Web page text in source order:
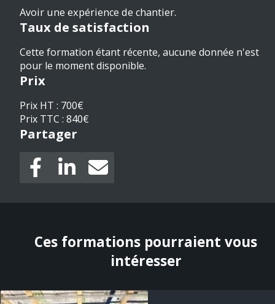
Avoir une expérience de chantier.
Taux de satisfaction
Cette formation étant récente, aucune donnée n'est
pour le moment disponible.
Prix
Prix HT : 700€
Prix TTC : 840€
Partager
Ces formations pourraient vous
intéresser